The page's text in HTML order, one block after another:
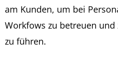
am Kunden, um bei
Workfows zu betreuen und
zu führen.